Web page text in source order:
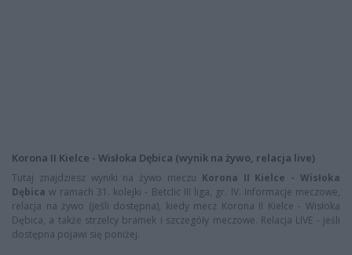
Korona II Kielce - Wisłoka Dębica (wynik na żywo, relacja live)
Tutaj znajdziesz wyniki na żywo meczu Korona II Kielce - Wisłoka
Dębica w ramach 31. kolejki - Betclic III liga, gr. IV. Informacje meczowe,
relacja na żywo (jeśli dostępna), kiedy mecz Korona II Kielce - Wisłoka
Dębica, a także strzelcy bramek i szczegóły meczowe. Relacja LIVE - jeśli
dostępna pojawi się poniżej.